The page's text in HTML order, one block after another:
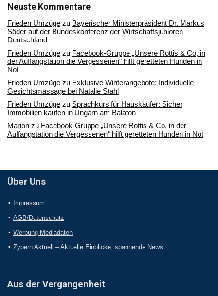
Archiv
Neuste Kommentare
Frieden Umzüge zu Bayerischer Ministerpräsident Dr. Markus
Söder auf der Bundeskonferenz der Wirtschaftsjunioren
Deutschland
Frieden Umzüge zu Facebook-Gruppe „Unsere Rottis & Co, in
der Auffangstation die Vergessenen“ hilft geretteten Hunden in
Not
Frieden Umzüge zu Exklusive Winterangebote: Individuelle
Gesichtsmassage bei Natalie Stahl
Frieden Umzüge zu Sprachkurs für Hauskäufer: Sicher
Immobilien kaufen in Ungarn am Balaton
Marion zu Facebook-Gruppe „Unsere Rottis & Co, in der
Auffangstation die Vergessenen“ hilft geretteten Hunden in Not
Über Uns
Impressum
AGB/Datenschutz
Werbung Mediadaten
Zypern Aktuell – Aktuelle Einblicke, spannende News
Aus der Vergangenheit